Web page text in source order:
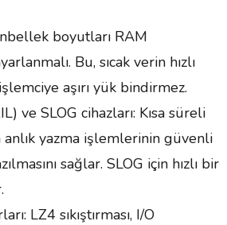
boyutları RAM
Bu, sıcak verin hızlı
aşırı yük bindirmez.
ve SLOG cihazları: Kısa süreli
yazma işlemlerinin güvenli
sağlar. SLOG için hızlı bir
LZ4 sıkıştırması, I/O